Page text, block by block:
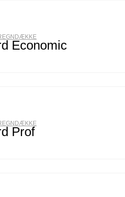
Economic
Prof